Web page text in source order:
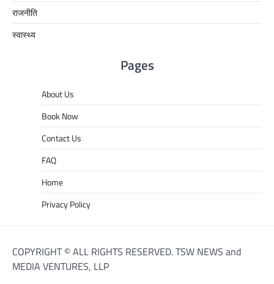
राजनीति
स्वास्थ्य
Pages
About Us
Book Now
Contact Us
FAQ
Home
Privacy Policy
COPYRIGHT © ALL RIGHTS RESERVED. TSW NEWS and
MEDIA VENTURES, LLP